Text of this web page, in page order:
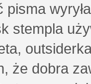
pisma
stempla
że dobra